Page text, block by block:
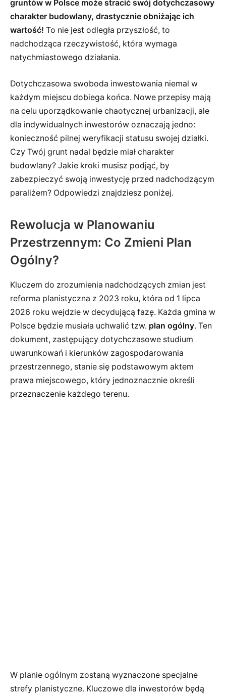
gruntów w Polsce może stracić swój dotychczasowy
charakter budowlany, drastycznie obniżając ich
wartość! To nie jest odległa przyszłość, to
nadchodząca rzeczywistość, która wymaga
natychmiastowego działania.
Dotychczasowa swoboda inwestowania niemal w
każdym miejscu dobiega końca. Nowe przepisy mają
na celu uporządkowanie chaotycznej urbanizacji, ale
dla indywidualnych inwestorów oznaczają jedno:
konieczność pilnej weryfikacji statusu swojej działki.
Czy Twój grunt nadal będzie miał charakter
budowlany? Jakie kroki musisz podjąć, by
zabezpieczyć swoją inwestycję przed nadchodzącym
paraliżem? Odpowiedzi znajdziesz poniżej.
Rewolucja w Planowaniu
Przestrzennym: Co Zmieni Plan
Ogólny?
Kluczem do zrozumienia nadchodzących zmian jest
reforma planistyczna z 2023 roku, która od 1 lipca
2026 roku wejdzie w decydującą fazę. Każda gmina w
Polsce będzie musiała uchwalić tzw. plan ogólny. Ten
dokument, zastępujący dotychczasowe studium
uwarunkowań i kierunków zagospodarowania
przestrzennego, stanie się podstawowym aktem
prawa miejscowego, który jednoznacznie określi
przeznaczenie każdego terenu.
W planie ogólnym zostaną wyznaczone specjalne
strefy planistyczne. Kluczowe dla inwestorów będą